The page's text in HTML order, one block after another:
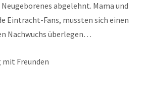
abgelehnt. Mama und
Eintracht-Fans, mussten sich einen
Nachwuchs überlegen…
mit Freunden